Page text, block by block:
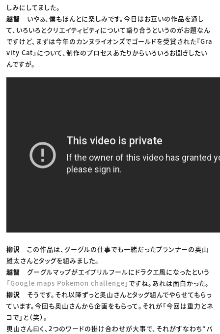
しみにしてました。
越智 いやぁ、僕もほんとに楽しみです。今日はお互いの作品を通し
て、いろいろとクリエイティビティについて語り合うというのがお題なん
ですけど、まずは今年のカンヌライオンズでゴールドを受賞された『Gra
vity Cat』について、制作のプロセスあたりからいろいろお聞きしたい
んですが。
柳沢 この作品は、グーグルの仕事でも一緒だったプランナーの奥山
雄太さんとタッグを組みました。
越智グーグルマップがエイプリルフールにドラクエ風になったという
「Google maps Pokemon challenge」 ですね。あれは面白かった。
柳沢 そうです。それ以降ずっと奥山さんとタッグ組んでやらせてもらっ
ています。今回も奥山さんから企画をもらって。それが「今回は重力とネ
コで」と（笑）。
奥山さん曰く、2つのワードの掛け合わせが大事で、それがすなわち“バ